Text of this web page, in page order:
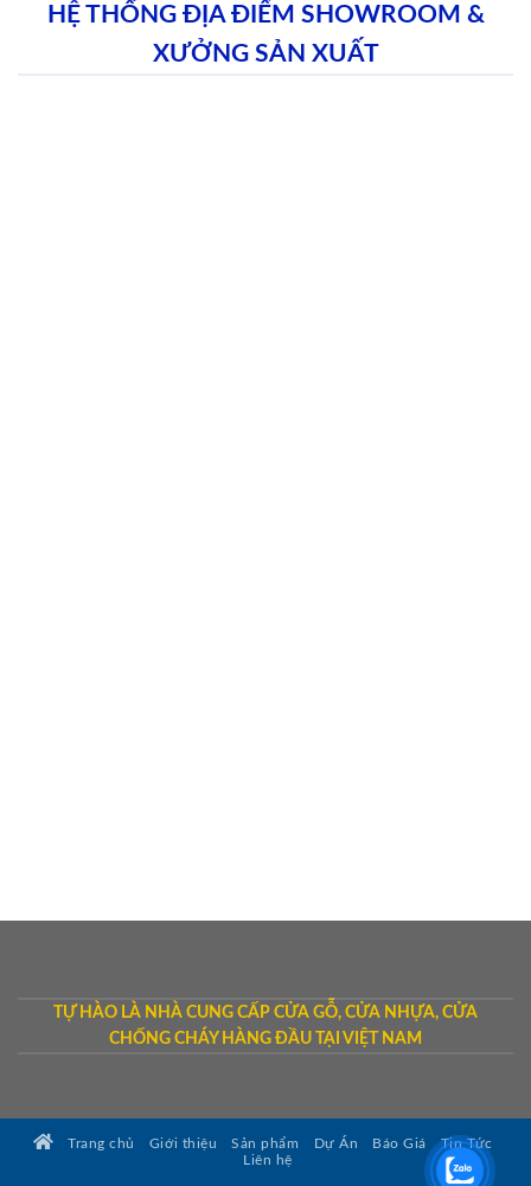
HỆ THỐNG ĐỊA ĐIỂM SHOWROOM &
XƯỞNG SẢN XUẤT
TỰ HÀO LÀ NHÀ CUNG CẤP CỬA GỖ, CỬA NHỰA, CỬA
CHỐNG CHÁY HÀNG ĐẦU TẠI VIỆT NAM
Trang chủ Giới thiệu Sản phẩm Dự Án Báo Giá
Tin Tức
Liên hệ